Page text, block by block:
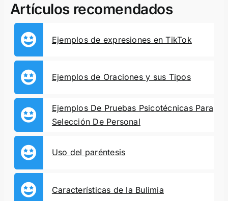
Artículos recomendados
Ejemplos de expresiones en TikTok
Ejemplos de Oraciones y sus Tipos
Ejemplos De Pruebas Psicotécnicas Para
Selección De Personal
Uso del paréntesis
Características de la Bulimia